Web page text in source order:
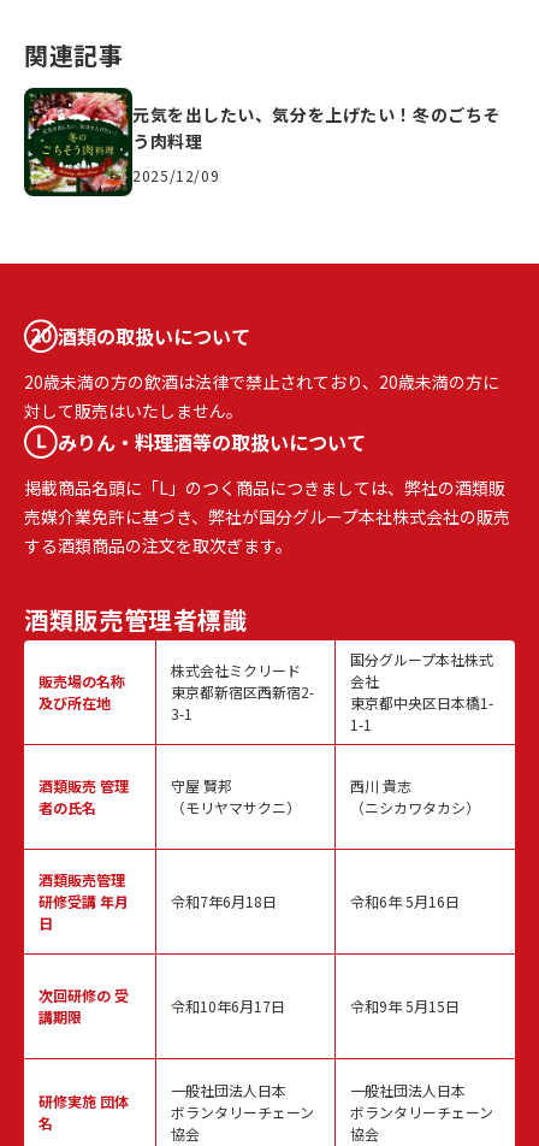
関連記事
元気を出したい、気分を上げたい！冬のごちそ
う肉料理
2025/12/09
酒類の取扱いについて
20歳未満の方の飲酒は法律で禁止されており、20歳未満の方に
対して販売はいたしません。
みりん・料理酒等の取扱いについて
掲載商品名頭に「L」のつく商品につきましては、弊社の酒類販
売媒介業免許に基づき、弊社が国分グループ本社株式会社の販売
する酒類商品の注文を取次ぎます。
酒類販売管理者標識
販売場の名称
及び所在地
酒類販売管理
者の氏名
酒類販売管理
研修受講 年月
日
次回研修の受
講期限
研修実施 団体
名
株式会社ミクリード
東京都新宿区西新宿2-
3-1
守屋 賢邦
（モリヤマサクニ）
令和7年6月18日
令和10年6月17日
一般社団法人日本
ボランタリーチェーン
協会
国分グループ本社株式
会社
東京都中央区日本橋1-
1-1
西川 貴志
（ニシカワタカシ）
令和6年 5月16日
令和9年 5月15日
一般社団法人日本
ボランタリーチェーン
協会